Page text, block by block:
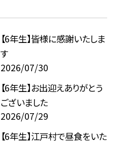
【6年生】皆様に感謝いたしま
す
2026/07/30
【6年生】お出迎えありがとう
ございました
2026/07/29
【6年生】江戸村で昼食をいた